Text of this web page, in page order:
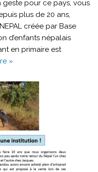
geste pour ce pays, vous
plus de 20 ans,
créée par Base
d’enfants népalais
en primaire est
»